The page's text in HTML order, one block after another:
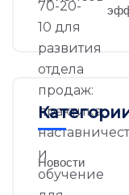
Новости